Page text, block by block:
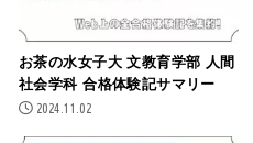
お茶の水女子大 文教育学部 人間
社会学科 合格体験記サマリー
2024.11.02